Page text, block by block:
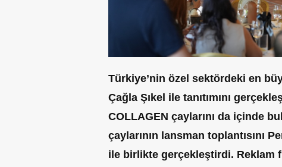
Türkiye’nin özel sektördeki en
Çağla Şıkel ile tanıtımını
COLLAGEN çaylarını da içinde
çaylarının lansman toplantısını
ile birlikte gerçekleştirdi. Reklam